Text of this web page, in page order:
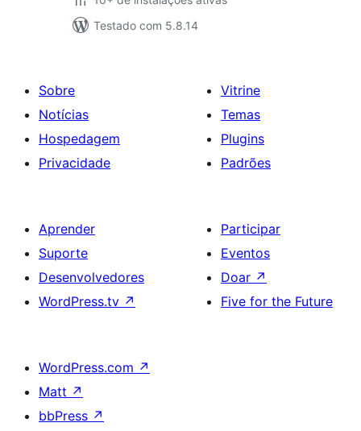
Testado com 5.8.14
Sobre
Notícias
Hospedagem
Privacidade
Vitrine
Temas
Plugins
Padrões
Aprender
Suporte
Desenvolvedores
WordPress.tv ↗
Participar
Eventos
Doar ↗
Five for the Future
WordPress.com ↗
Matt ↗
bbPress ↗